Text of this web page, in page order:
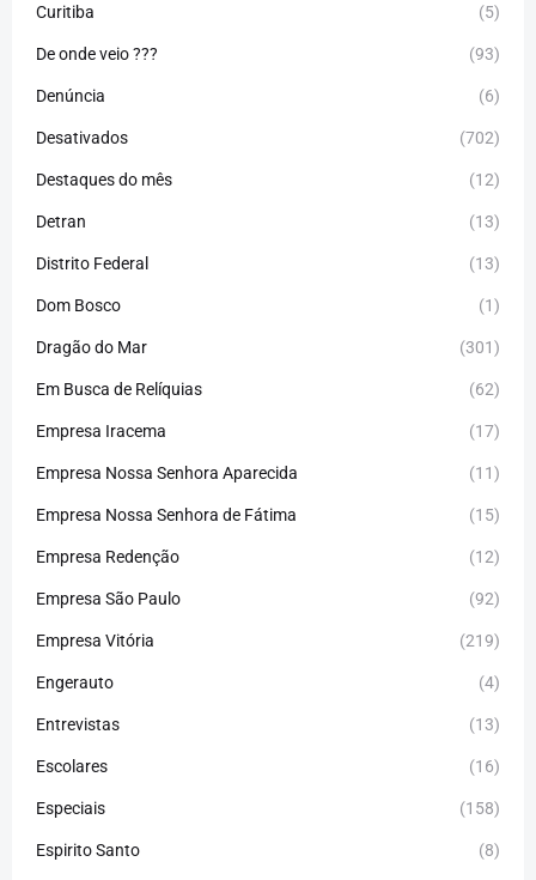
Curitiba (5)
De onde veio ??? (93)
Denúncia (6)
Desativados (702)
Destaques do mês (12)
Detran (13)
Distrito Federal (13)
Dom Bosco (1)
Dragão do Mar (301)
Em Busca de Relíquias (62)
Empresa Iracema (17)
Empresa Nossa Senhora Aparecida (11)
Empresa Nossa Senhora de Fátima (15)
Empresa Redenção (12)
Empresa São Paulo (92)
Empresa Vitória (219)
Engerauto (4)
Entrevistas (13)
Escolares (16)
Especiais (158)
Espirito Santo (8)